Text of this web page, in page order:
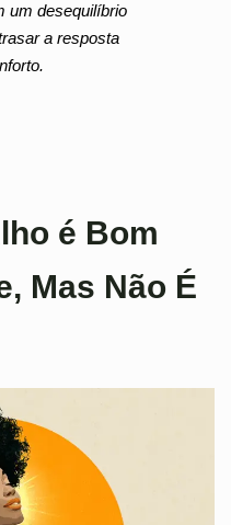
um desequilíbrio
a resposta
é Bom
Mas Não É